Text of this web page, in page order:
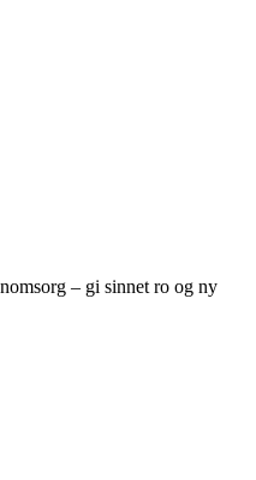
– gi sinnet ro og ny